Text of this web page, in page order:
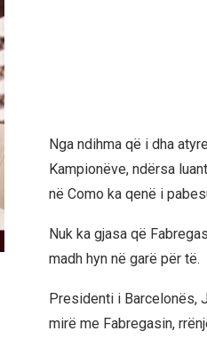
Nga ndihma që i dha
Kampionëve, ndërsa
në Como ka qenë i
Nuk ka gjasa që
madh hyn në garë për të.
Presidenti i Barcelonës,
mirë me Fabregasin,